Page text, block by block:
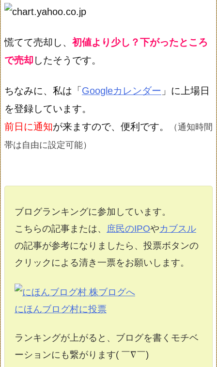
慌てて売却し、 初値より少し？下がったところ
で売却 したそうです。
ちなみに、私は「 Googleカレンダー 」に上場日
を登録しています。
前日に通知が来ますので、便利です。
（通知時間
帯は自由に設定可能）
ブログランキングに参加しています。
こちらの記事または、 庶民のIPOやカブスル
の記事が参考になりましたら、投票ボタンの
クリックによる清き一票をお願いします。
にほんブログ村に投票
ランキングが上がると、ブログを書くモチベ
ーションにも繋がります( ￣∇￣)